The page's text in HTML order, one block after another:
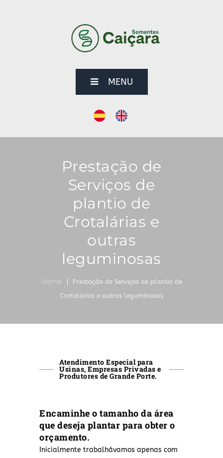
MENU
Prestação de
Serviços de
plantio de
Crotalárias e
outras
leguminosas
Home
Prestação de Serviços de plantio de
Crotalárias e outras leguminosas
Atendimento Especial para
Usinas, Empresas Privadas e
Produtores de Grande Porte.
Encaminhe o tamanho da área
que deseja plantar para obter o
orçamento.
Inicialmente trabalhávamos apenas com